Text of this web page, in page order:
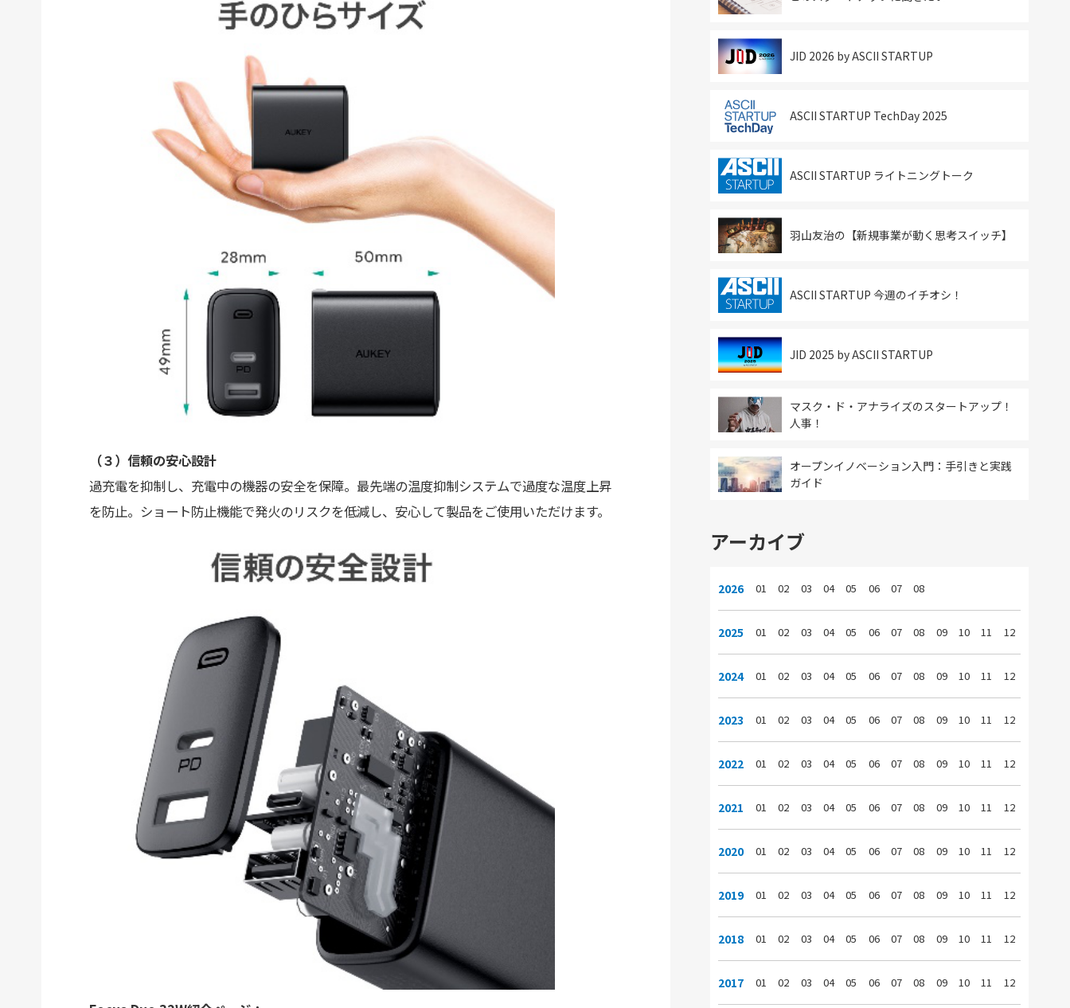
（３）信頼の安心設計
過充電を抑制し、充電中の機器の安全を保障。最先端の温度抑制システムで過度な温度上昇
を防止。ショート防止機能で発火のリスクを低減し、安心して製品をご使用いただけます。
JID 2026 by ASCII STARTUP
ASCII STARTUP TechDay 2025
ASCII STARTUP ライトニングトーク
羽山友治の【新規事業が動く思考スイッチ】
ASCII STARTUP 今週のイチオシ！
JID 2025 by ASCII STARTUP
マスク・ド・アナライズのスタートアップ！
人事！
オープンイノベーション入門：手引きと実践
ガイド
アーカイブ
2026 01 02 03 04 05 06 07 08
2025 01 02 03 04 05 06 07 08 09 10 11 12
2024 01 02 03 04 05 06 07 08 09 10 11 12
2023 01 02 03 04 05 06 07 08 09 10 11 12
2022 01 02 03 04 05 06 07 08 09 10 11 12
2021 01 02 03 04 05 06 07 08 09 10 11 12
2020 01 02 03 04 05 06 07 08 09 10 11 12
2019 01 02 03 04 05 06 07 08 09 10 11 12
2018 01 02 03 04 05 06 07 08 09 10 11 12
2017 01 02 03 04 05 06 07 08 09 10 11 12